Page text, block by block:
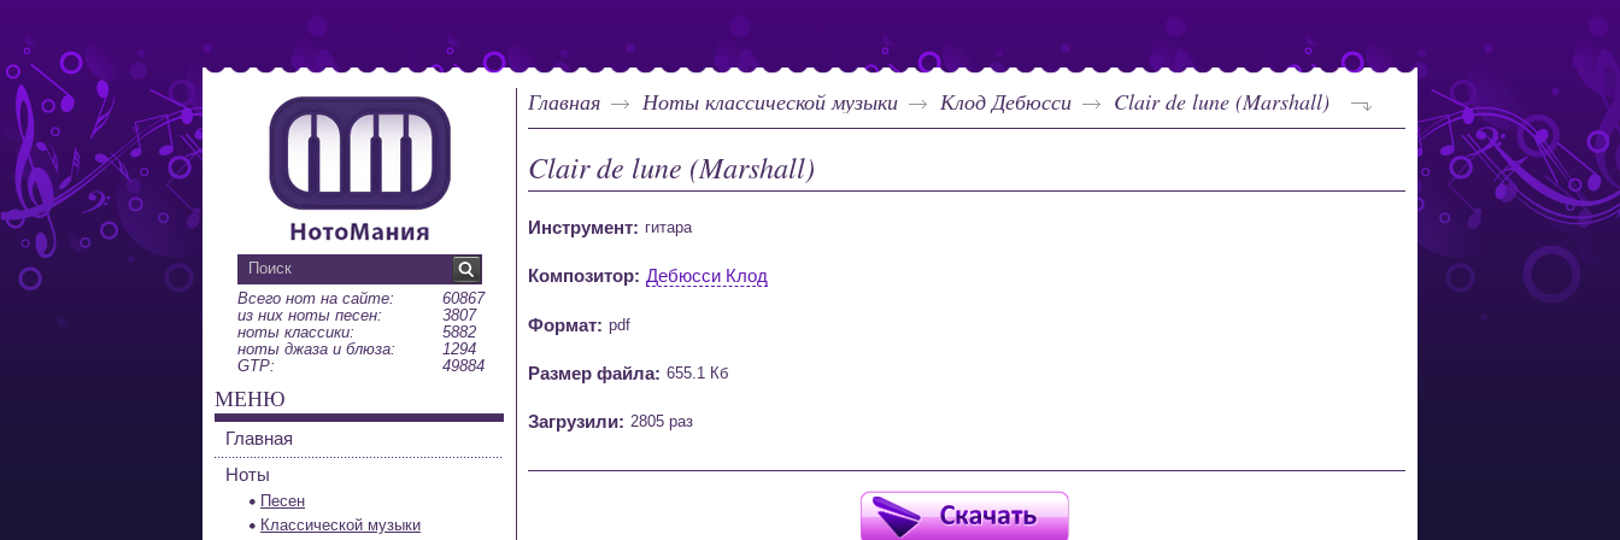
Главная Ноты классической музыки Клод Дебюсси Clair de lune (Marshall)
Clair de lune (Marshall)
Инструмент: гитара
Композитор: Дебюсси Клод
Формат: pdf
Размер файла: 655.1 Кб
Загрузили: 2805 раз
Всего нот на сайте:
60867
из них ноты песен:
3807
ноты классики:
5882
ноты джаза и блюза:
1294
GTP:
49884
МЕНЮ
Главная
Ноты
Песен
Классической музыки